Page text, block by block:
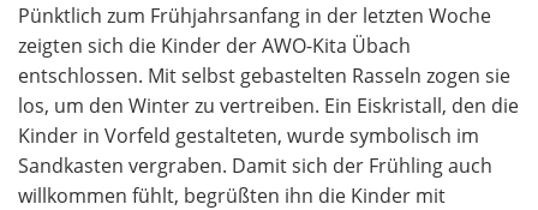
Pünktlich zum Frühjahrsanfang in der letzten Woche
zeigten sich die Kinder der AWO-Kita Übach
entschlossen. Mit selbst gebastelten Rasseln zogen sie
los, um den Winter zu vertreiben. Ein Eiskristall, den die
Kinder in Vorfeld gestalteten, wurde symbolisch im
Sandkasten vergraben. Damit sich der Frühling auch
willkommen fühlt, begrüßten ihn die Kinder mit